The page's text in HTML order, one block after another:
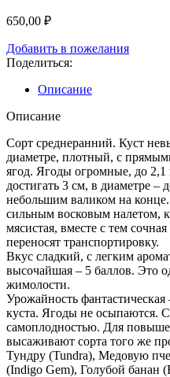
650,00 ₽
Добавить в пожелания
Поделиться:
Описание
Описание
Сорт среднеранний. Куст
диаметре, плотный, с
ягод. Ягоды огромные, до 2,1
достигать 3 см, в диаметре
небольшим валиком на
сильным восковым налетом,
мясистая, вместе с тем
переносят транспортировку.
Вкус сладкий, с легким
высочайшая – 5 баллов. Это
жимолости.
Урожайность фантастическая
куста. Ягоды не осыпаются.
самоплодностью. Для
высаживают сорта того же
Тундру (Tundra), Медовую
(Indigo Gem), Голубой банан